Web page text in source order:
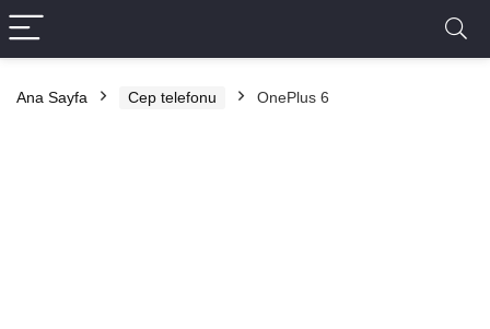
Ana Sayfa Cep telefonu OnePlus 6